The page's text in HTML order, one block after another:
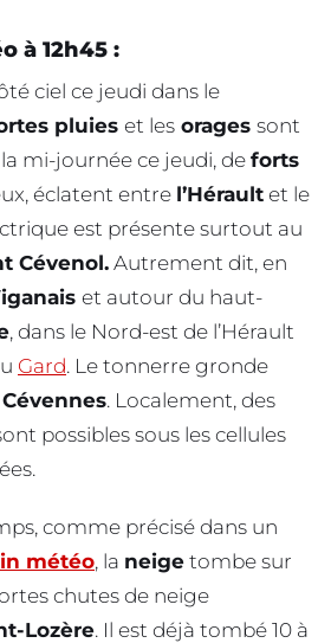
à 12h45 :
ciel ce jeudi dans le
pluies et les orages sont
mi-journée ce jeudi, de forts
éclatent entre l’Hérault et le
est présente surtout au
Cévenol. Autrement dit, en
et autour du haut-
, dans le Nord-est de l’Hérault
Gard. Le tonnerre gronde
Cévennes. Localement, des
possibles sous les cellules
comme précisé dans un
météo, la neige tombe sur
chutes de neige
Lozère. Il est déjà tombé 10 à